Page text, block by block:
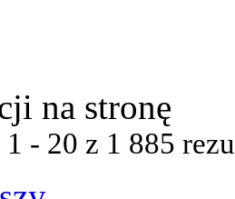
na stronę
- 20 z 1 885